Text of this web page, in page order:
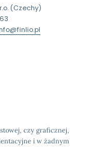
czy graficznej,
i w żadnym
(Czechy)